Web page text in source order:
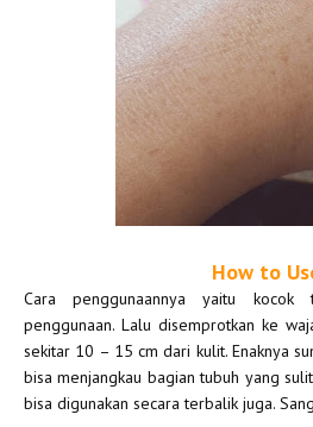
How to
Cara penggunaannya yaitu kocok
penggunaan. Lalu disemprotkan ke
sekitar 10 – 15 cm dari kulit. Enaknya
bisa menjangkau bagian tubuh yang
bisa digunakan secara terbalik juga.